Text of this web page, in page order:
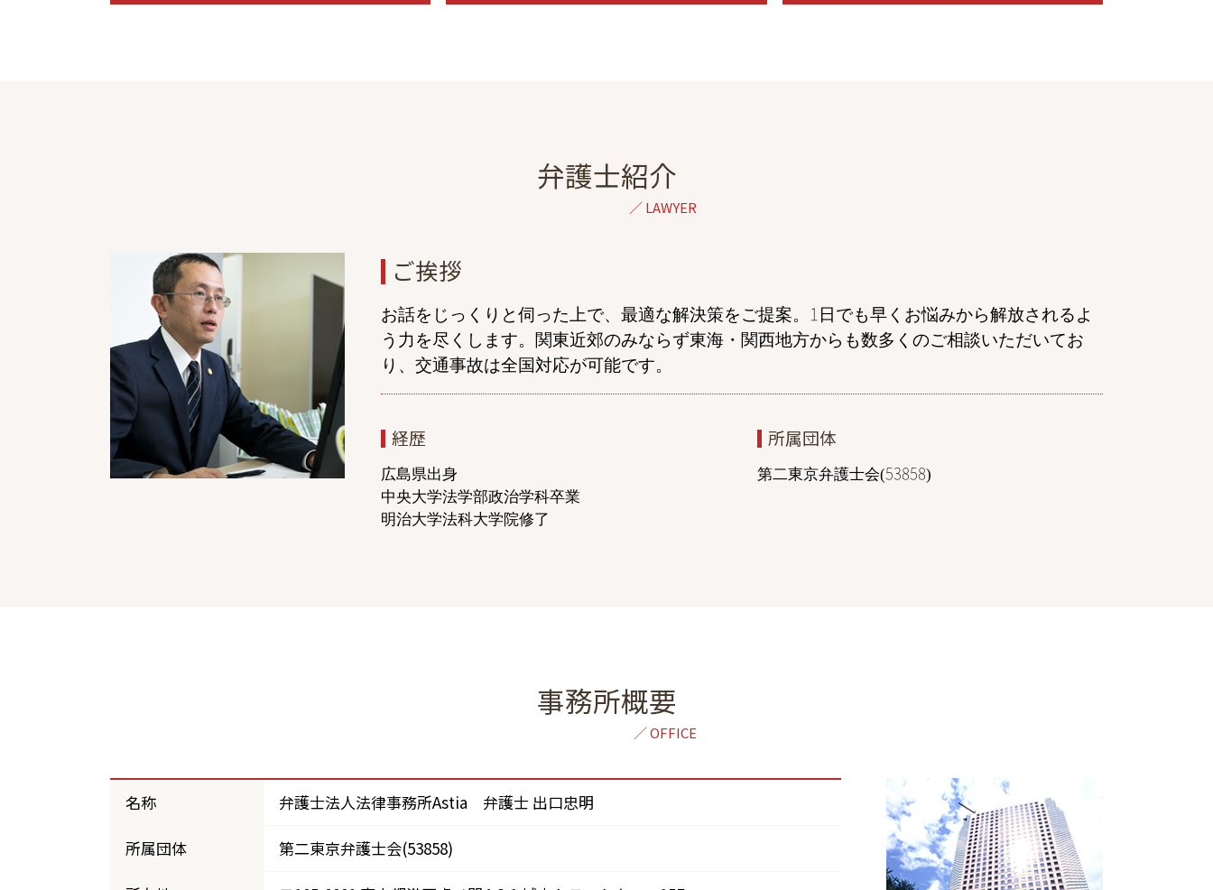
逸失利益とは
飛び出し 事故
むちうち 症状固定
休業損害 通院
交通事故 慰謝料 相場
過失割合 納得できない
交通事故 後遺障害
交通事故 相手 無保険
後遺症 逸失利益
保険会社 休業補償
離婚 調停員
民法 親権
離婚 裁判 長期化
妊娠中 浮気
精神的苦痛 離婚
離婚 調停 面会交流
養育費 払わない 公正証書
離婚 弁護士 相談 東京
自己破産 弁護士 相談 東京
一般民事 弁護士 相談 港区
出会い系詐欺 弁護士 相談 東京
弁護士紹介
ご挨拶
お話をじっくりと伺った上で、最適な解決策をご提案。1日でも早くお悩みから解放されるよ
う力を尽くします。関東近郊のみならず東海・関西地方からも数多くのご相談いただいてお
り、交通事故は全国対応が可能です。
経歴
広島県出身
中央大学法学部政治学科卒業
明治大学法科大学院修了
所属団体
第二東京弁護士会(53858)
事務所概要
名称 弁護士法人法律事務所Astia 弁護士 出口忠明
所属団体 第二東京弁護士会(53858)